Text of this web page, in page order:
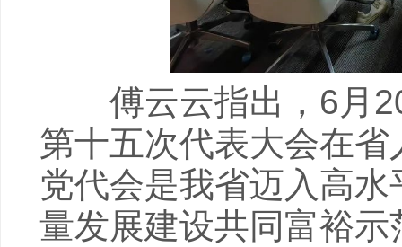
傅云云指出，6月20
第十五次代表大会在
党代会是我省迈入高
量发展建设共同富裕